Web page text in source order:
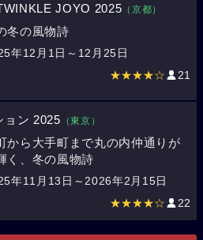
JOYO 2025 （京都）
冬の風物詩
年12月1日～12月25日
★★★★☆ 21
ン 2025 （東京）
から大手町まで丸の内仲通りが
く、冬の風物詩
年11月13日～2026年2月15日
★★★★☆ 22